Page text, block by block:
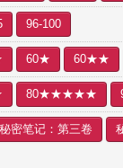
96-100
60★ 60★★
80★★★★★
秘密笔记：第三卷